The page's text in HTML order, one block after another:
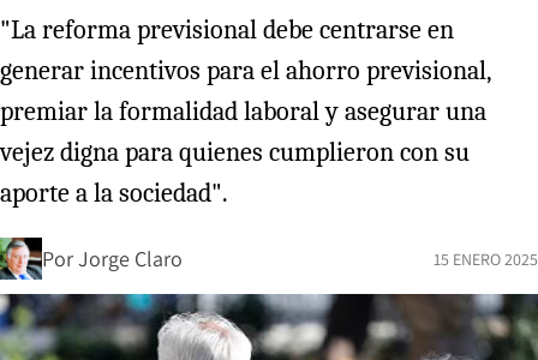
"La reforma previsional debe centrarse en
generar incentivos para el ahorro previsional,
premiar la formalidad laboral y asegurar una
vejez digna para quienes cumplieron con su
aporte a la sociedad".
PorJorge Claro 15 ENERO 2025